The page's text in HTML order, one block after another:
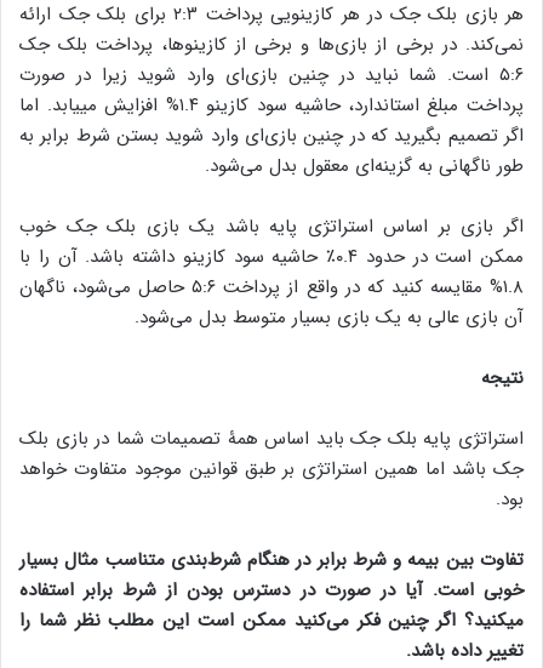
هر بازی بلک جک در هر کازینویی پرداخت ۲:۳ برای بلک جک ارائه
نمی‌کند. در برخی از بازی‌ها و برخی از کازینو‌ها، پرداخت بلک جک
۵:۶ است. شما نباید در چنین بازی‌ای وارد شوید زیرا در صورت
پرداخت مبلغ استاندارد، حاشیه سود کازینو ۱.۴% افزایش می‎یابد. اما
اگر تصمیم بگیرید که در چنین بازی‌ای وارد شوید بستن شرط برابر به
طور ناگهانی به گزینه‌ای معقول بدل می‌شود.
اگر بازی بر اساس استراتژی پایه باشد یک بازی بلک جک خوب
ممکن است در حدود ۰.۴٪ حاشیه سود کازینو داشته باشد. آن را با
۱.۸% مقایسه کنید که در واقع از پرداخت ۵:۶ حاصل می‌شود، ناگهان
آن بازی عالی به یک بازی بسیار متوسط بدل می‌شود.
نتیجه
استراتژی پایه بلک جک باید اساس همۀ تصمیمات شما در بازی بلک
جک باشد اما همین استراتژی بر طبق قوانین موجود متفاوت خواهد
بود.
تفاوت بین بیمه و شرط برابر در هنگام شرط‌بندی متناسب مثال بسیار
خوبی است. آیا در صورت در دسترس بودن از شرط برابر استفاده
می‎کنید؟ اگر چنین فکر می‌کنید ممکن است این مطلب نظر شما را
تغییر داده باشد.